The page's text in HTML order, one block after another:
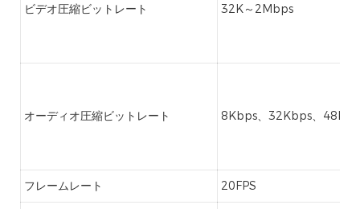
ビデオ圧縮ビットレート 32K～2Mbps
オーディオ圧縮ビットレート 8Kbps、32Kbps、
フレームレート 20FPS